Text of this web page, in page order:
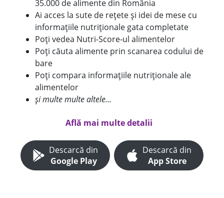
35.000 de alimente din România
Ai acces la sute de rețete și idei de mese cu
informațiile nutriționale gata completate
Poți vedea Nutri-Score-ul alimentelor
Poți căuta alimente prin scanarea codului de
bare
Poți compara informațiile nutriționale ale
alimentelor
și multe multe altele...
Află mai multe detalii
Descarcă din
Google Play
Descarcă din
App Store